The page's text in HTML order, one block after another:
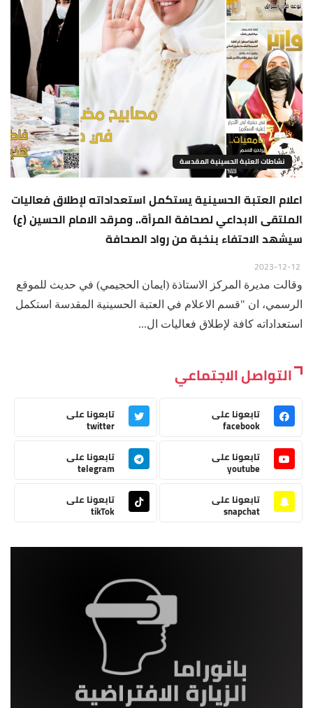
نشاطات العتبة الحسينية المقدسة
اعلام العتبة الحسينية يستكمل استعداداته لإطلاق فعاليات
الملتقى الابداعي لصحافة المرأة.. ومرقد الامام الحسين (ع)
سيشهد الاحتفاء بنخبة من رواد الصحافة
وقالت مديرة المركز الاستاذة (ايمان الحجيمي) في حديث للموقع
الرسمي، ان "قسم الاعلام في العتبة الحسينية المقدسة استكمل
استعداداته كافة لإطلاق فعاليات ال...
التواصل الاجتماعي
تابعونا على
facebook
تابعونا على
twitter
تابعونا على
youtube
تابعونا على
telegram
تابعونا على
snapchat
تابعونا على
tikTok